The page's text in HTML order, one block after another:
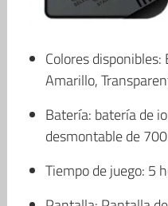
Colores
Amarillo,
Batería: batería de
desmontable de
Tiempo de juego: 5